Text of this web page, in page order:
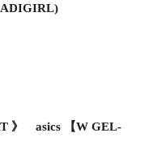
》 asics 【W GEL-